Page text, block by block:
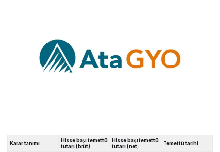
Karar tanımı
Hisse başı temettü
tutarı (brüt)
Hisse başı temettü
tutarı (net)
Temettü tarihi